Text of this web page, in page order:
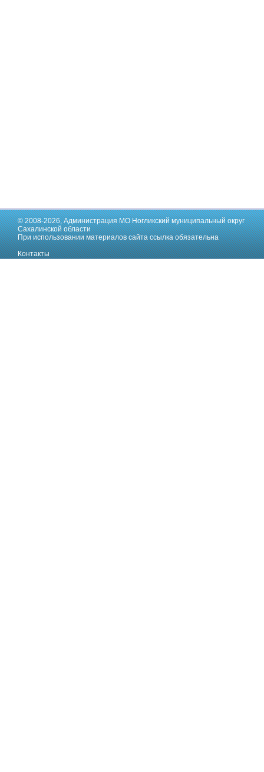
© 2008-2026,Администрация МО Ногликский муниципальный округ
Сахалинской области
При использовании материалов сайта ссылка обязательна
Контакты